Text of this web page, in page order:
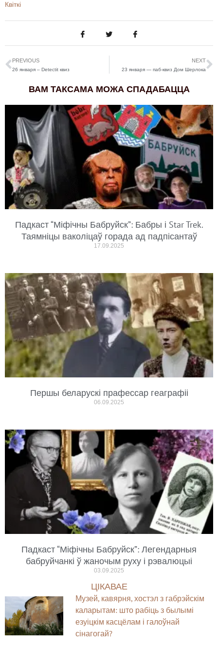
Квіткі
PREVIOUS
26 января – Detectit квиз
NEXT
23 января — паб-квиз Дом Шерлока
ВАМ ТАКСАМА МОЖА СПАДАБАЦЦА
Падкаст “Міфічны Бабруйск”: Бабры і Star Trek.
Таямніцы ваколіцаў горада ад падпісантаў
17.09.2025
Першы беларускі прафессар геаграфіі
06.09.2025
Падкаст “Міфічны Бабруйск”: Легендарныя
бабруйчанкі ў жаночым руху і рэвалюцыі
03.09.2025
ЦІКАВАЕ
Музей, кавярня, хостэл з габрэйскім
каларытам: што рабіць з былымі
езуіцкім касцёлам і галоўнай
сінагогай?